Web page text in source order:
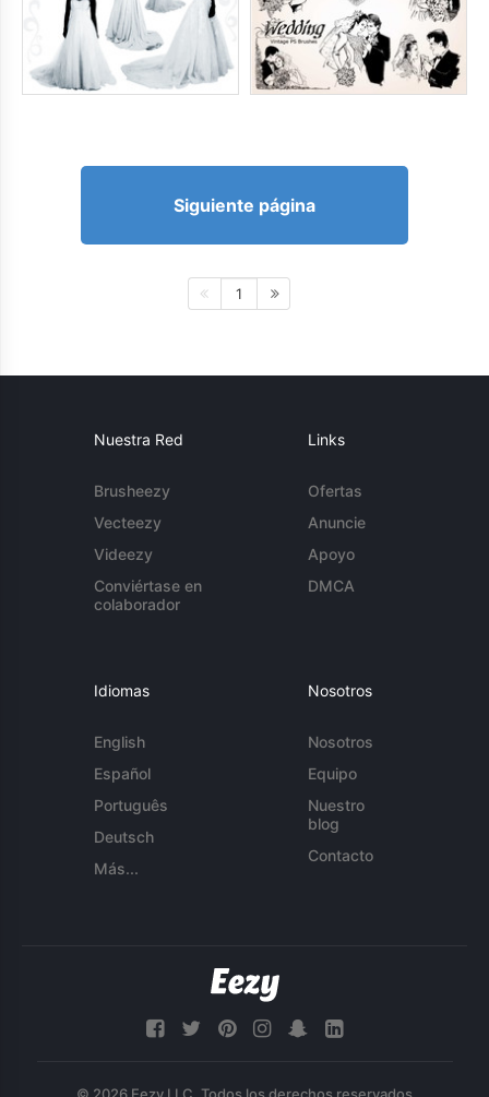
Siguiente página
1
Nuestra Red
Brusheezy
Vecteezy
Videezy
Conviértase en
colaborador
Links
Ofertas
Anuncie
Apoyo
DMCA
Idiomas
English
Español
Português
Deutsch
Más...
Nosotros
Nosotros
Equipo
Nuestro
blog
Contacto